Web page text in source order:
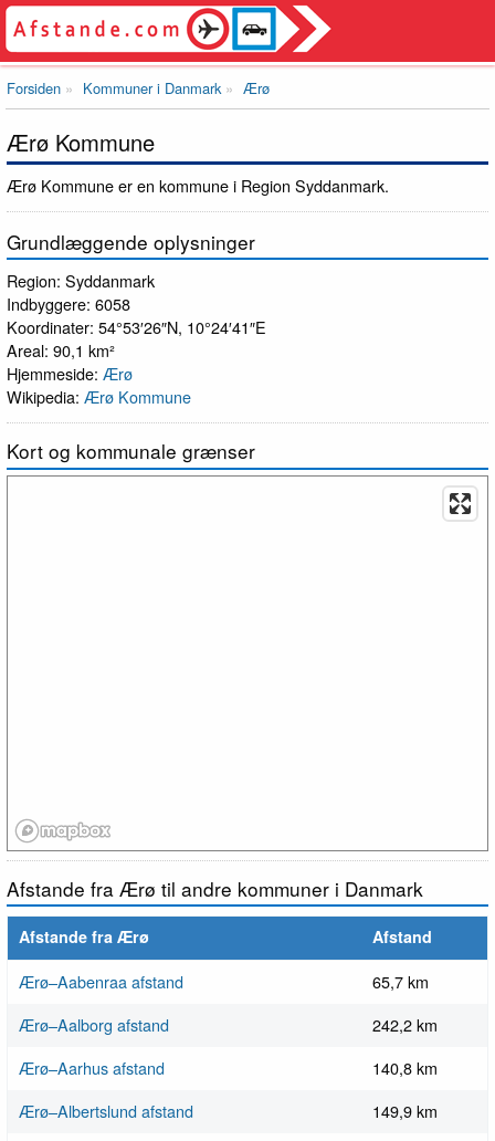
Forsiden Kommuner i Danmark Ærø
Ærø Kommune
Ærø Kommune er en kommune i Region Syddanmark.
Grundlæggende oplysninger
Region: Syddanmark
Indbyggere: 6058
Koordinater: 54°53′26″N, 10°24′41″E
Areal: 90,1 km²
Hjemmeside: Ærø
Wikipedia: Ærø Kommune
Kort og kommunale grænser
Afstande fra Ærø til andre kommuner i Danmark
Afstande fra Ærø Afstand
Ærø–Aabenraa afstand
65,7 km
Ærø–Aalborg afstand
242,2 km
Ærø–Aarhus afstand
140,8 km
Ærø–Albertslund afstand
149,9 km